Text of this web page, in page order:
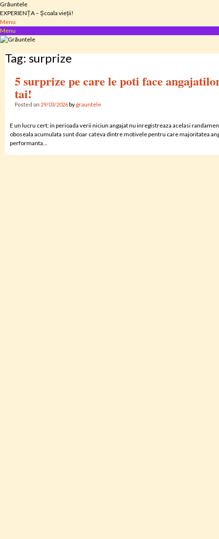
Skip
to
content
Grăuntele
EXPERIENȚA – Școala vieții!
Menu
Menu
Tag:surprize
5 surprize pe care le poti face
tai!
Posted on 29/03/2026by grauntele
E un lucru cert: in perioada verii niciun angajat nu inregistreaza acelasi
oboseala acumulata sunt doar cateva dintre motivele pentru care majoritatea
performanta…